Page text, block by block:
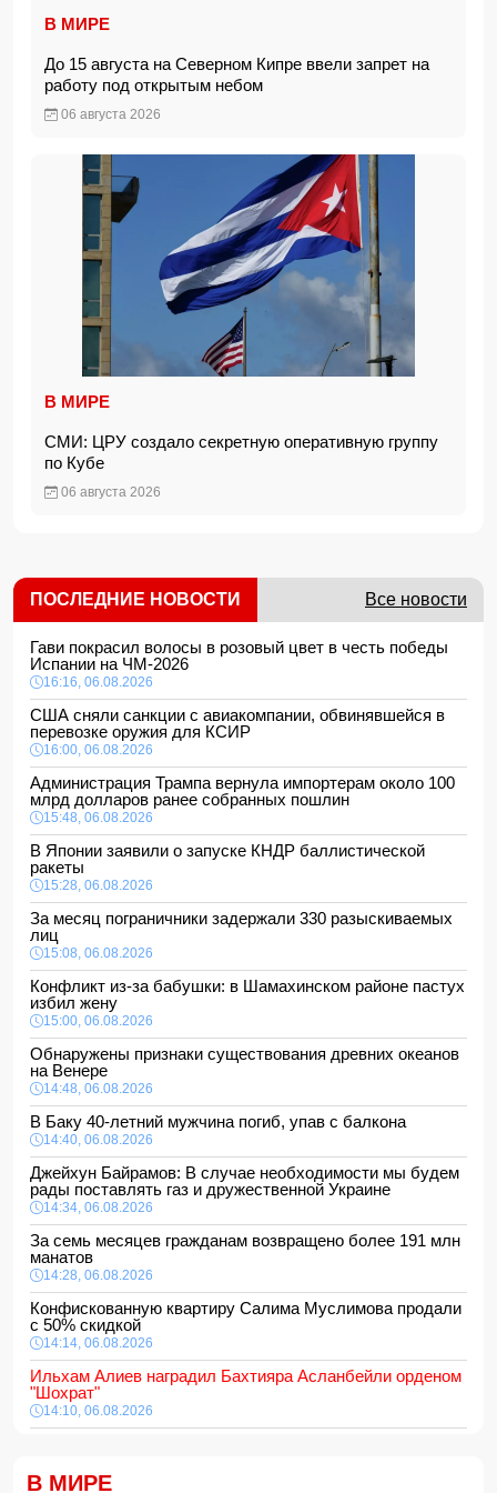
В МИРЕ
До 15 августа на Северном Кипре ввели запрет на
работу под открытым небом
06 августа 2026
В МИРЕ
СМИ: ЦРУ создало секретную оперативную группу
по Кубе
06 августа 2026
ПОСЛЕДНИЕ НОВОСТИ Все новости
Гави покрасил волосы в розовый цвет в честь победы
Испании на ЧМ-2026
16:16, 06.08.2026
США сняли санкции с авиакомпании, обвинявшейся в
перевозке оружия для КСИР
16:00, 06.08.2026
Администрация Трампа вернула импортерам около 100
млрд долларов ранее собранных пошлин
15:48, 06.08.2026
В Японии заявили о запуске КНДР баллистической
ракеты
15:28, 06.08.2026
За месяц пограничники задержали 330 разыскиваемых
лиц
15:08, 06.08.2026
Конфликт из-за бабушки: в Шамахинском районе пастух
избил жену
15:00, 06.08.2026
Обнаружены признаки существования древних океанов
на Венере
14:48, 06.08.2026
В Баку 40-летний мужчина погиб, упав с балкона
14:40, 06.08.2026
Джейхун Байрамов: В случае необходимости мы будем
рады поставлять газ и дружественной Украине
14:34, 06.08.2026
За семь месяцев гражданам возвращено более 191 млн
манатов
14:28, 06.08.2026
Конфискованную квартиру Салима Муслимова продали
с 50% скидкой
14:14, 06.08.2026
Ильхам Алиев наградил Бахтияра Асланбейли орденом
"Шохрат"
14:10, 06.08.2026
14:04, 06.08.2026
В МИРЕ